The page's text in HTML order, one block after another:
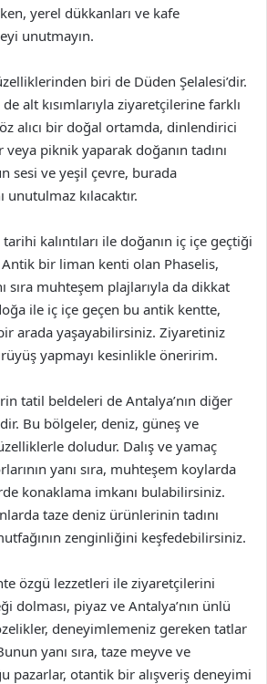
yerel dükkanları ve kafe
unutmayın.
biri de Düden Şelalesi’dir.
alt kısımlarıyla ziyaretçilerine farklı
alıcı bir doğal ortamda, dinlendirici
piknik yaparak doğanın tadını
sesi ve yeşil çevre, burada
unutulmaz kılacaktır.
kalıntıları ile doğanın iç içe geçtiği
bir liman kenti olan Phaselis,
sıra muhteşem plajlarıyla da dikkat
ile iç içe geçen bu antik kentte,
arada yaşayabilirsiniz. Ziyaretiniz
yapmayı kesinlikle öneririm.
tatil beldeleri de Antalya’nın diğer
Bu bölgeler, deniz, güneş ve
doludur. Dalış ve yamaç
yanı sıra, muhteşem koylarda
konaklama imkanı bulabilirsiniz.
taze deniz ürünlerinin tadını
zenginliğini keşfedebilirsiniz.
özgü lezzetleri ile ziyaretçilerini
dolması, piyaz ve Antalya’nın ünlü
deneyimlemeniz gereken tatlar
yanı sıra, taze meyve ve
pazarlar, otantik bir alışveriş deneyimi